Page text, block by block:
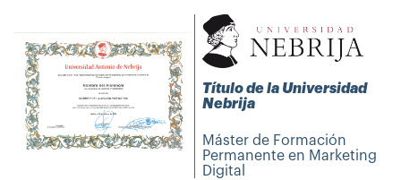
Título de la Universidad
Nebrija
Máster de Formación
Permanente en Marketing
Digital